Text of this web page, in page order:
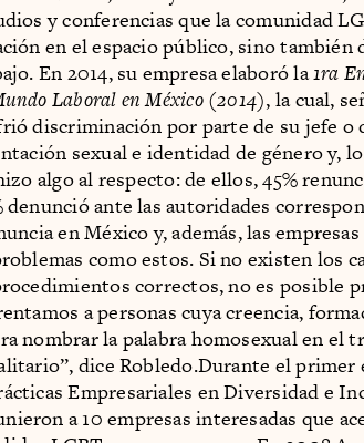
y conferencias que la comunidad
en el espacio público, sino también
En 2014, su empresa elaboró la1ra
Laboral en México (2014), la cual,
discriminación por parte de su jefe o
sexual e identidad de género y,
algo al respecto: de ellos, 45%
denunció ante las autoridades
en México y, además, las
como estos. Si no existen los
correctos, no es posible
a personas cuya creencia,
nombrar la palabra homosexual en el
dice Robledo.Durante el
Empresariales en Diversidad e
a 10 empresas interesadas que